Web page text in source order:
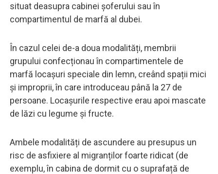
situat deasupra cabinei șoferului sau în
compartimentul de marfă al dubei.
În cazul celei de-a doua modalități, membrii
grupului confecționau în compartimentele de
marfă locașuri speciale din lemn, creând spații mici
și improprii, în care introduceau până la 27 de
persoane. Locașurile respective erau apoi mascate
de lăzi cu legume și fructe.
Ambele modalități de ascundere au presupus un
risc de asfixiere al migranților foarte ridicat (de
exemplu, în cabina de dormit cu o suprafață de